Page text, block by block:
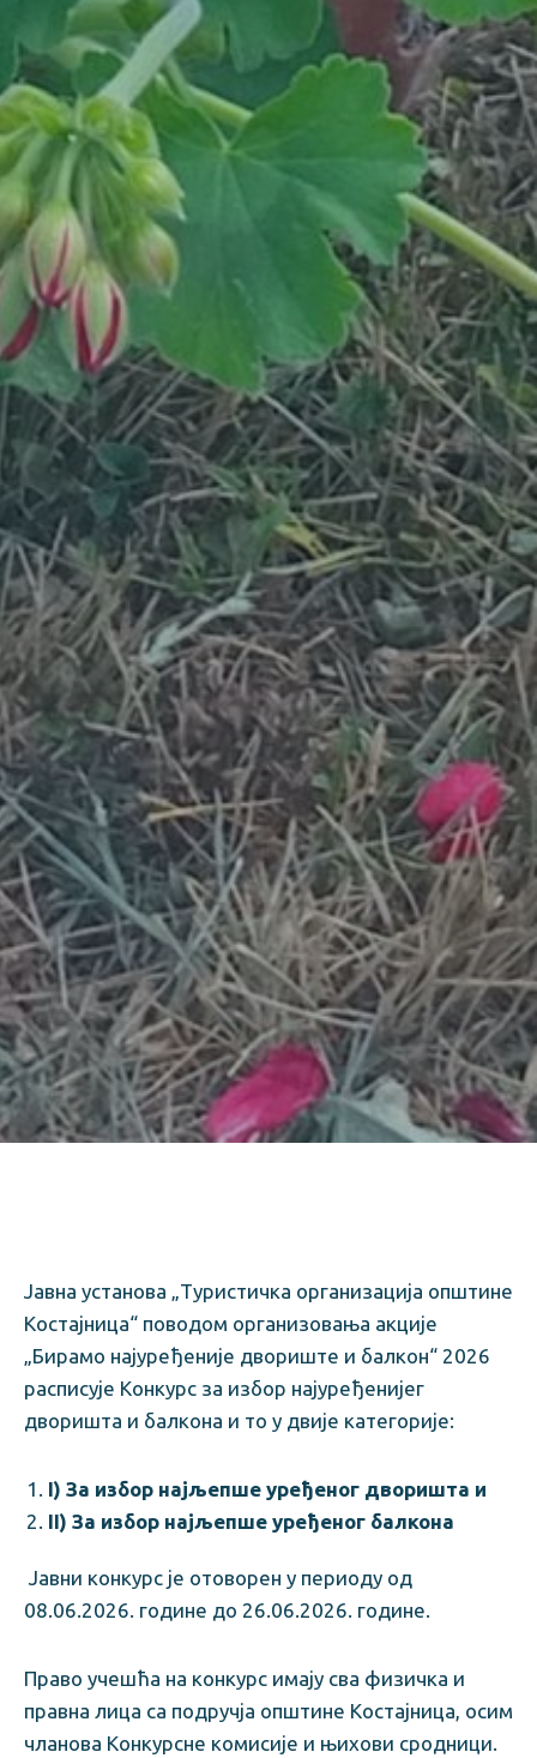
Јавна установа „Туристичка организација општине
Костајница“ поводом организовања акције
„Бирамо најуређеније двориште и балкон“ 2026
расписује Конкурс за избор најуређенијег
дворишта и балкона и то у двије категорије:
I) За избор најљепше уређеног дворишта и
II) За избор најљепше уређеног балкона
Јавни конкурс је отовoрен у периоду од
08.06.2026. године до 26.06.2026. године.
Право учешћа на конкурс имају сва физичка и
правна лица са подручја општине Костајница, осим
чланова Конкурсне комисије и њихови сродници.